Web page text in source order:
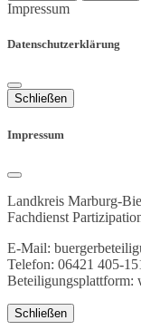
Impressum
Datenschutzerklärung
Schließen
Impressum
Landkreis Marburg-
Fachdienst
E-Mail:
Telefon: 06421 405-
Beteiligungsplattform:
Schließen